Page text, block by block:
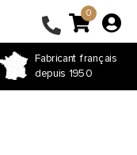
Fabricant français
depuis 1950
0